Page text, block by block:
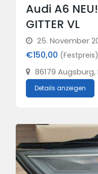
Audi A6
GITTER VL
25. November
€150,00 (Festpreis)
86179
Details anzeigen